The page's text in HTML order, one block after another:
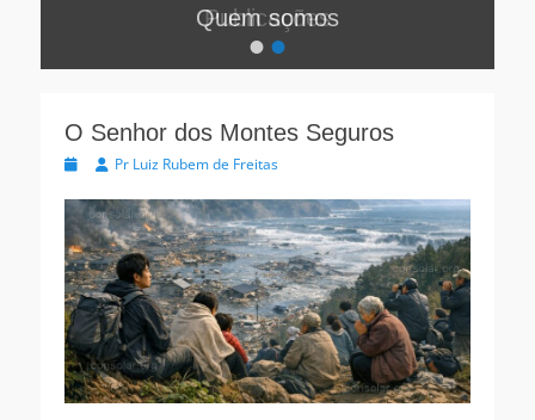
••
Publicações
na
Luiz
Eduardo
de
Freitas
Quem somos
na
Luiz
Eduardo
de
Freitas
O Senhor dos Montes Seguros
Postada
AutorPr Luiz Rubem de Freitas